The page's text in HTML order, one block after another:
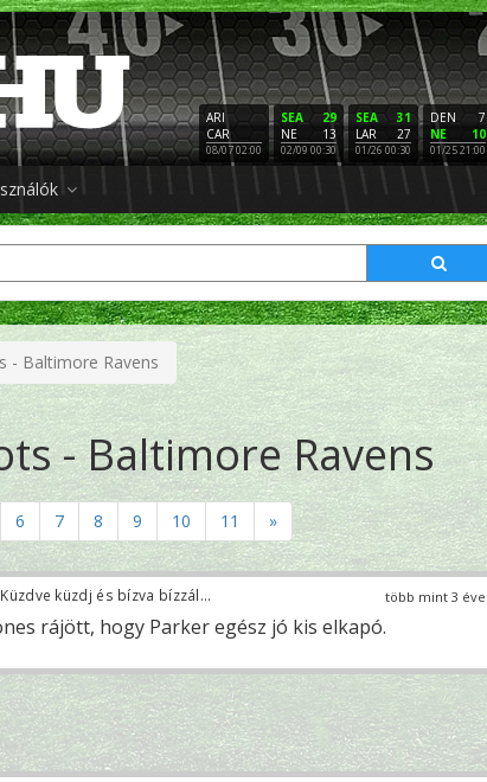
ARI
CAR
08/07 02:00
29
SEA
13
NE
02/09 00:30
31
SEA
27
LAR
01/26 00:30
7
DEN
10
NE
01/25 21:00
- Baltimore Ravens
- Baltimore Ravens
6 7 8 9 10 11 »
több mint 3 éve
küzdj és bízva bízzál...
rájött, hogy Parker egész jó kis elkapó.